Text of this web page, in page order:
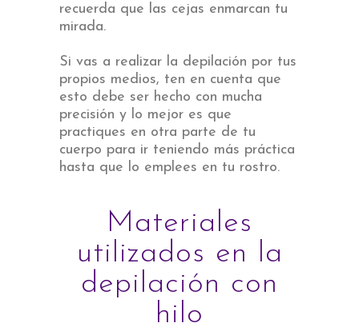
recuerda que las cejas enmarcan tu
mirada.
Si vas a realizar la depilación por tus
propios medios, ten en cuenta que
esto debe ser hecho con mucha
precisión y lo mejor es que
practiques en otra parte de tu
cuerpo para ir teniendo más práctica
hasta que lo emplees en tu rostro.
Materiales
utilizados en la
depilación con
hilo